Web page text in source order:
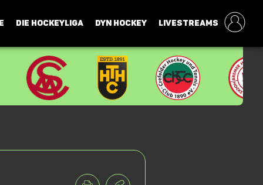
DIE HOCKEYLIGA DYN HOCKEY LIVESTREAMS